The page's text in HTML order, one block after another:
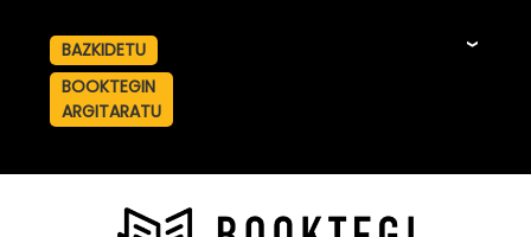
BAZKIDETU
BOOKTEGIN
ARGITARATU